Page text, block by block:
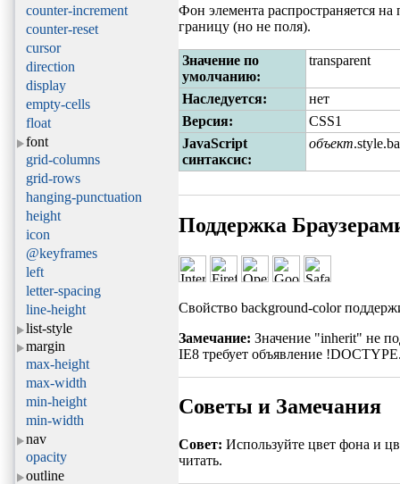
counter-increment
counter-reset
cursor
direction
display
empty-cells
float
font
grid-columns
grid-rows
hanging-punctuation
height
icon
@keyframes
left
letter-spacing
line-height
list-style
margin
max-height
max-width
min-height
min-width
nav
opacity
outline
Фон элемента распространяется
границу (но не поля).
Значение по
умолчанию:
transparent
Наследуется:
нет
Версия:
CSS1
JavaScript
синтаксис:
объект
Поддержка
Свойство background-color
Замечание: Значение "inherit" не
IE8 требует объявление
Советы и Замечания
Совет: Используйте цвет фона и
читать.